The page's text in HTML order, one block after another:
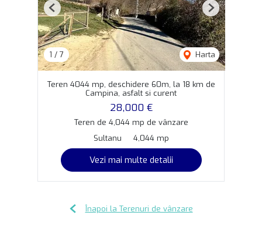
1 / 7 Harta
Previous Next
Teren 4044 mp, deschidere 60m, la 18 km de
Campina, asfalt si curent
28,000 €
Teren de 4,044 mp de vânzare
Sultanu
4,044 mp
Vezi mai multe detalii
Înapoi la Terenuri de vânzare